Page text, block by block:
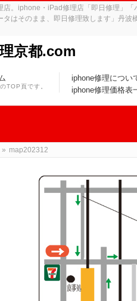
店。iphone・iPad修理店「即日修理」
タはそのまま、即日修理致します」丹
京都.com
TOP頁です。
iphone修理につい
iphone修理価格表
» map202312